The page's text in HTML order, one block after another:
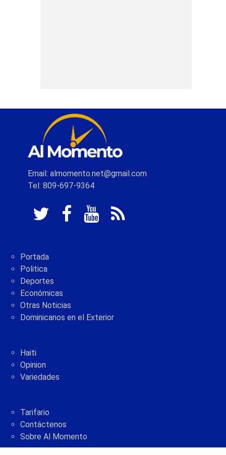
Email: almomento.net@gmail.com
Tel: 809-697-9364
Portada
Politica
Deportes
Económicas
Otras Noticias
Dominicanos en el Exterior
Haiti
Opinion
Variedades
Tarifario
Contáctenos
Sobre Al Momento